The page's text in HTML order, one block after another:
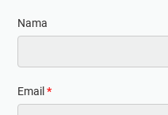
Nama
Email *